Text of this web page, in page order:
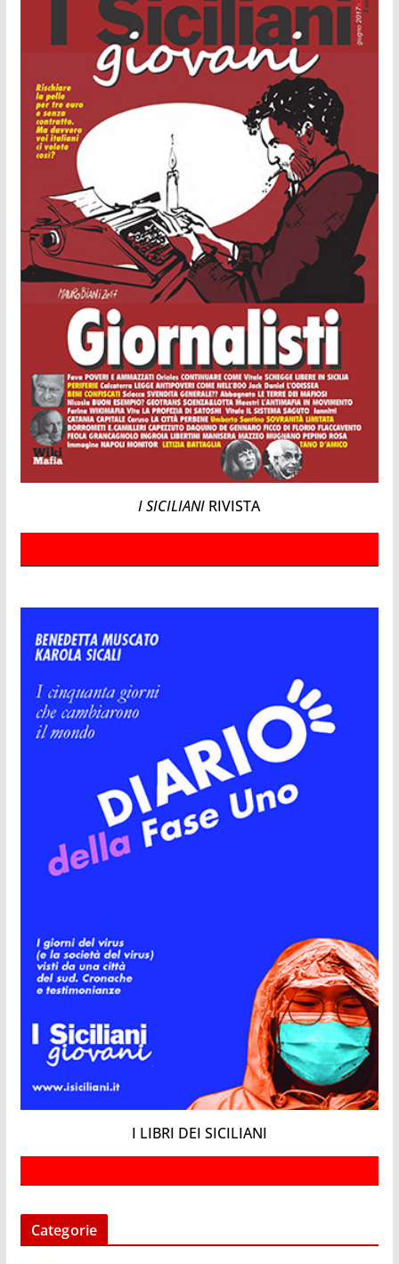
I SICILIANI RIVISTA
I LIBRI DEI SICILIANI
Categorie